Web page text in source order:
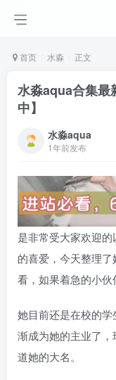
首页 水淼 正文
水淼aqua合集最
中】
水淼aqua
1年前发布
是非常受大家欢迎
的喜爱，今天整理
看，如果着急的小伙
她目前还是在校的
渐成为她的主业了
道她的大名。